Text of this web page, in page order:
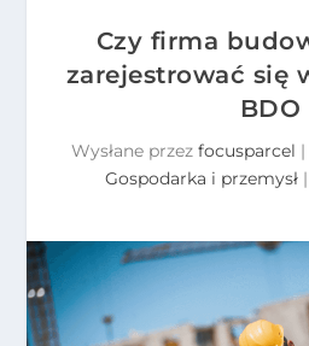
Czy firma
zarejestrować się
BDO
Wysłane przez focusparcel |
Gospodarka i przemysł|